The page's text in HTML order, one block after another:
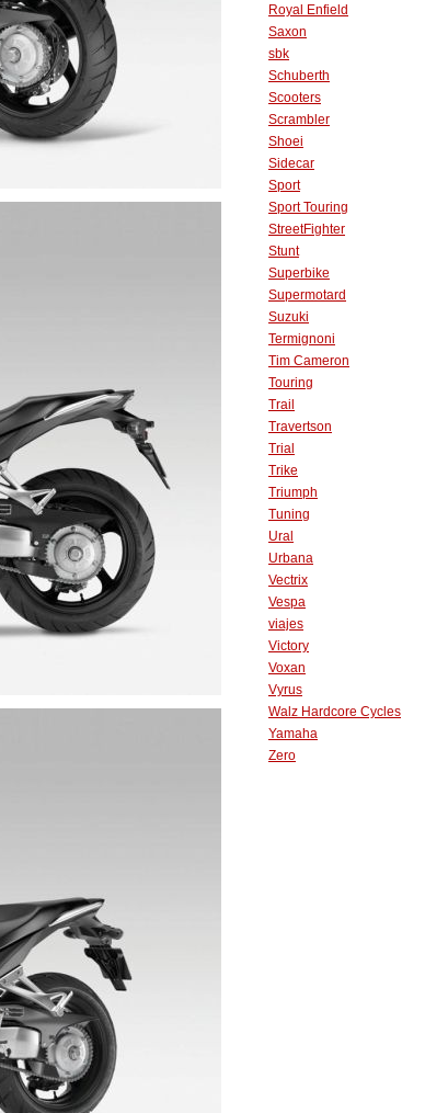
Royal Enfield
Saxon
sbk
Schuberth
Scooters
Scrambler
Shoei
Sidecar
Sport
Sport Touring
StreetFighter
Stunt
Superbike
Supermotard
Suzuki
Termignoni
Tim Cameron
Touring
Trail
Travertson
Trial
Trike
Triumph
Tuning
Ural
Urbana
Vectrix
Vespa
viajes
Victory
Voxan
Vyrus
Walz Hardcore Cycles
Yamaha
Zero